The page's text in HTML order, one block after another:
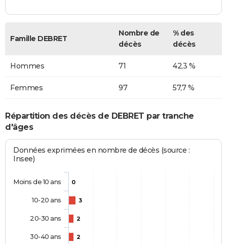
Famille DEBRET
Nombre de
décès
% des
décès
Hommes 71 42,3 %
Femmes 97 57,7 %
Répartition des décès de DEBRET par tranche
d'âges
Données exprimées en nombre de décès (source :
Insee)
0
3
2
2
Moins de 10 ans
10-20 ans
20-30 ans
30-40 ans